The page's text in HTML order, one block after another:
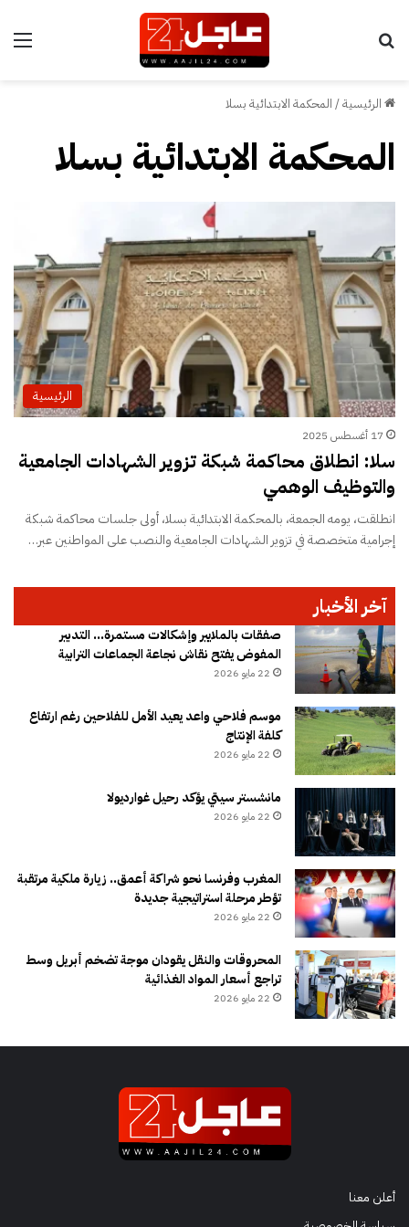
الرئيسية/ المحكمة الابتدائية بسلا
المحكمة الابتدائية بسلا
الرئيسية
17 أغسطس 2025
سلا: انطلاق محاكمة شبكة تزوير الشهادات الجامعية
والتوظيف الوهمي
انطلقت، يومه الجمعة، بالمحكمة الابتدائية بسلا، أولى جلسات محاكمة شبكة
إجرامية متخصصة في تزوير الشهادات الجامعية والنصب على المواطنين عبر…
آخر الأخبار
صفقات بالملايير وإشكالات مستمرة… التدبير
المفوض يفتح نقاش نجاعة الجماعات الترابية
22 مايو 2026
موسم فلاحي واعد يعيد الأمل للفلاحين رغم ارتفاع
كلفة الإنتاج
22 مايو 2026
مانشستر سيتي يؤكد رحيل غوارديولا
22 مايو 2026
المغرب وفرنسا نحو شراكة أعمق.. زيارة ملكية مرتقبة
تؤطر مرحلة استراتيجية جديدة
22 مايو 2026
المحروقات والنقل يقودان موجة تضخم أبريل وسط
تراجع أسعار المواد الغذائية
22 مايو 2026
أعلن معنا